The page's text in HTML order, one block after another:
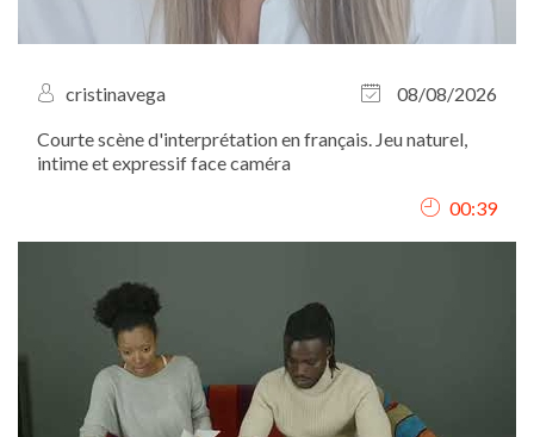
cristinavega
08/08/2026
Courte scène d'interprétation en français. Jeu naturel,
intime et expressif face caméra
00:39